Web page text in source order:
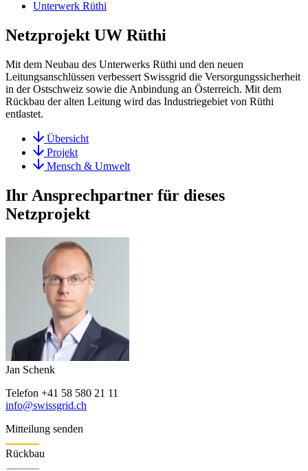
Unterwerk Rüthi
Netzprojekt UW Rüthi
Mit dem Neubau des Unterwerks Rüthi und den neuen
Leitungsanschlüssen verbessert Swissgrid die Versorgungssicherheit
in der Ostschweiz sowie die Anbindung an Österreich. Mit dem
Rückbau der alten Leitung wird das Industriegebiet von Rüthi
entlastet.
Übersicht
Projekt
Mensch & Umwelt
Ihr Ansprechpartner für dieses
Netzprojekt
Jan Schenk
Telefon +41 58 580 21 11
info@swissgrid.ch
Mitteilung senden
Rückbau